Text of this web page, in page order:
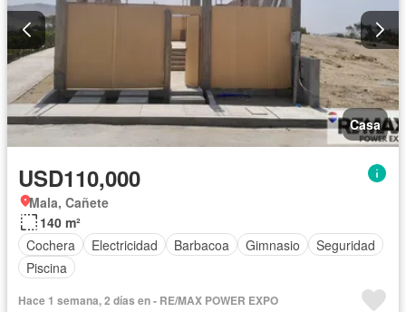
Casa
USD110,000
Mala, Cañete
140 m²
Cochera
Electricidad Barbacoa Gimnasio
Seguridad
Piscina
Hace 1 semana, 2 días en - RE/MAX POWER EXPO